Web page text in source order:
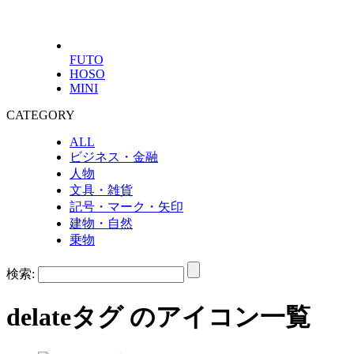
FUTO
HOSO
MINI
CATEGORY
ALL
ビジネス・金融
人物
文具・雑貨
記号・マーク・矢印
建物・自然
乗物
検索:
delateタグ のアイコン一覧